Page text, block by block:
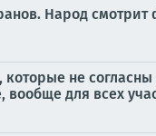
Народ
которые не
для всех